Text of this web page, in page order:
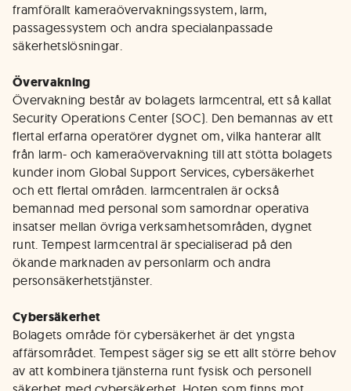
framförallt kameraövervakningssystem, larm,
passagessystem och andra specialanpassade
säkerhetslösningar.
Övervakning
Övervakning består av bolagets larmcentral, ett så kallat
Security Operations Center (SOC). Den bemannas av ett
flertal erfarna operatörer dygnet om, vilka hanterar allt
från larm- och kameraövervakning till att stötta bolagets
kunder inom Global Support Services, cybersäkerhet
och ett flertal områden. larmcentralen är också
bemannad med personal som samordnar operativa
insatser mellan övriga verksamhetsområden, dygnet
runt. Tempest larmcentral är specialiserad på den
ökande marknaden av personlarm och andra
personsäkerhetstjänster.
Cybersäkerhet
Bolagets område för cybersäkerhet är det yngsta
affärsområdet. Tempest säger sig se ett allt större behov
av att kombinera tjänsterna runt fysisk och personell